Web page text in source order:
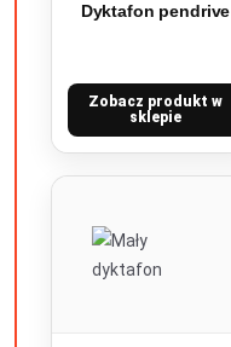
Dyktafon pendrive
Zobacz produkt w
sklepie